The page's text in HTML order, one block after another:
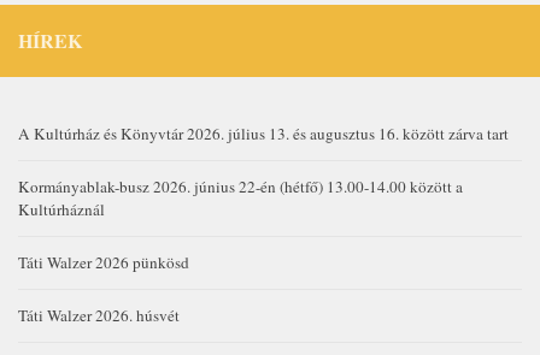
HÍREK
A Kultúrház és Könyvtár 2026. július 13. és augusztus 16. között zárva tart
Kormányablak-busz 2026. június 22-én (hétfő) 13.00-14.00 között a
Kultúrháznál
Táti Walzer 2026 pünkösd
Táti Walzer 2026. húsvét